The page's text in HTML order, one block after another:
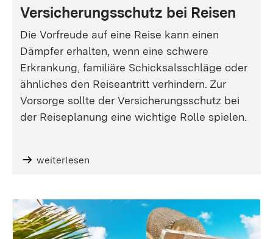
Versicherungsschutz bei Reisen
Die Vorfreude auf eine Reise kann einen
Dämpfer erhalten, wenn eine schwere
Erkrankung, familiäre Schicksalsschläge oder
ähnliches den Reiseantritt verhindern. Zur
Vorsorge sollte der Versicherungsschutz bei
der Reiseplanung eine wichtige Rolle spielen.
weiterlesen